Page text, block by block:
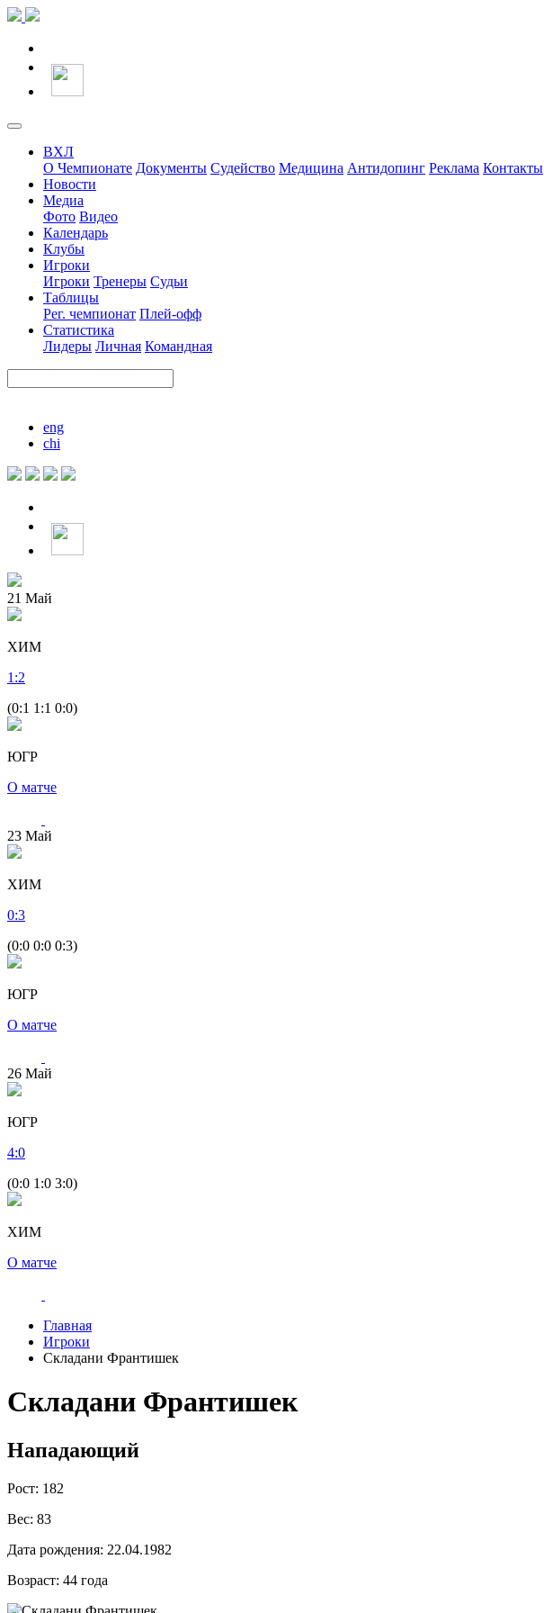
ВХЛ
О Чемпионате Документы Судейство Медицина Антидопинг Реклама Контакты
Новости
Медиа
Фото Видео
Календарь
Клубы
Игроки
Игроки Тренеры Судьи
Таблицы
Рег. чемпионат Плей-офф
Статистика
Лидеры Личная Командная
eng
chi
21 Май
ХИМ
1 :2
(0:1 1:1 0:0)
ЮГР
О матче
23 Май
ХИМ
0:3
(0:0 0:0 0:3)
ЮГР
О матче
26 Май
ЮГР
4:0
(0:0 1:0 3:0)
ХИМ
О матче
Главная
Игроки
Складани Франтишек
Складани Франтишек
Нападающий
Рост: 182
Вес: 83
Дата рождения: 22.04.1982
Возраст: 44 года